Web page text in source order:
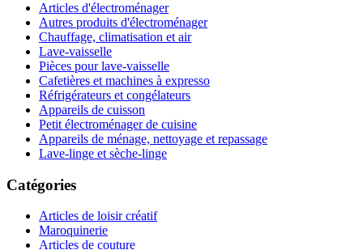
Articles d'électroménager
Autres produits d'électroménager
Chauffage, climatisation et air
Lave-vaisselle
Pièces pour lave-vaisselle
Cafetières et machines à expresso
Réfrigérateurs et congélateurs
Appareils de cuisson
Petit électroménager de cuisine
Appareils de ménage, nettoyage et repassage
Lave-linge et sèche-linge
Catégories
Articles de loisir créatif
Maroquinerie
Articles de couture